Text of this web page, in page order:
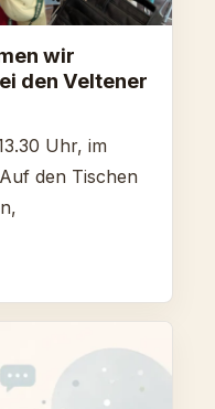
wir
den Veltener
Uhr, im
den Tischen